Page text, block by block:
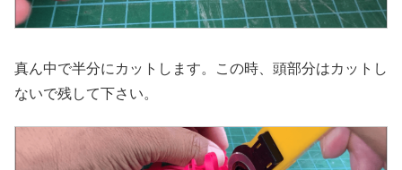
真ん中で半分にカットします。この時、頭部分はカットし
ないで残して下さい。